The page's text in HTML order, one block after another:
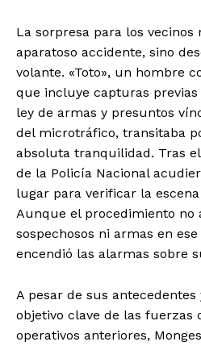
La sorpresa para los vecinos
aparatoso accidente, sino
volante. «Toto», un hombre
que incluye capturas
ley de armas y presuntos
del microtráfico, transitaba
absoluta tranquilidad. Tras
de la Policía Nacional
lugar para verificar la
Aunque el procedimiento no
sospechosos ni armas en
encendió las alarmas sobre
A pesar de sus
objetivo clave de las fuerzas
operativos anteriores,